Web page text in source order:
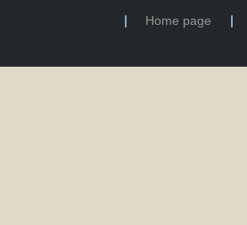
Home page